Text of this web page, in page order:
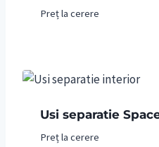
Preț la cerere
Usi separatie
Preț la cerere